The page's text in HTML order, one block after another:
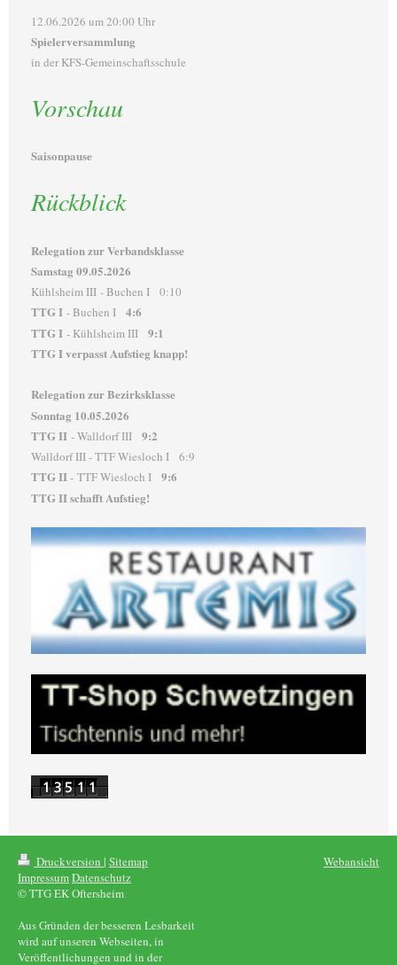
12.06.2026 um 20:00 Uhr
Spielerversammlung
in der KFS-Gemeinschaftsschule
Vorschau
Saisonpause
Rückblick
Relegation zur Verbandsklasse
Samstag 09.05.2026
Kühlsheim III - Buchen I 0:10
TTG I - Buchen I 4:6
TTG I - Kühlsheim III 9:1
TTG I verpasst Aufstieg knapp!
Relegation zur Bezirksklasse
Sonntag 10.05.2026
TTG II - Walldorf III 9:2
Walldorf III - TTF Wiesloch I 6:9
TTG II- TTF Wiesloch I
9:6
TTG II schafft Aufstieg!
Druckversion | Sitemap
ImpressumDatenschutz
© TTG EK Oftersheim
Aus Gründen der besseren Lesbarkeit
wird auf unseren Webseiten, in
Veröffentlichungen und in der
Webansicht